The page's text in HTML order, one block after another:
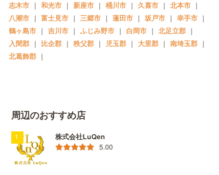
志木市 ｜ 和光市 ｜ 新座市 ｜ 桶川市 ｜ 久喜市 ｜ 北本市 ｜
八潮市 ｜ 富士見市 ｜ 三郷市 ｜ 蓮田市 ｜ 坂戸市 ｜ 幸手市 ｜
鶴ヶ島市 ｜ 吉川市 ｜ ふじみ野市 ｜ 白岡市 ｜ 北足立郡 ｜
入間郡 ｜ 比企郡 ｜ 秩父郡 ｜ 児玉郡 ｜ 大里郡 ｜ 南埼玉郡 ｜
北葛飾郡 ｜
周辺のおすすめ店
株式会社LuQen
5.00